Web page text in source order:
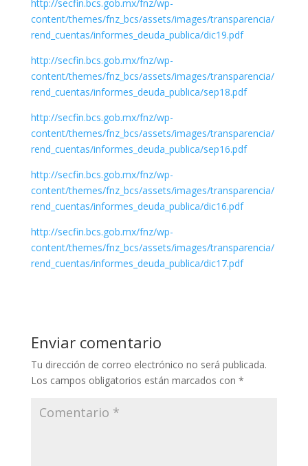
http://secfin.bcs.gob.mx/fnz/wp-
content/themes/fnz_bcs/assets/images/transparencia/
rend_cuentas/informes_deuda_publica/dic19.pdf
http://secfin.bcs.gob.mx/fnz/wp-
content/themes/fnz_bcs/assets/images/transparencia/
rend_cuentas/informes_deuda_publica/sep18.pdf
http://secfin.bcs.gob.mx/fnz/wp-
content/themes/fnz_bcs/assets/images/transparencia/
rend_cuentas/informes_deuda_publica/sep16.pdf
http://secfin.bcs.gob.mx/fnz/wp-
content/themes/fnz_bcs/assets/images/transparencia/
rend_cuentas/informes_deuda_publica/dic16.pdf
http://secfin.bcs.gob.mx/fnz/wp-
content/themes/fnz_bcs/assets/images/transparencia/
rend_cuentas/informes_deuda_publica/dic17.pdf
Enviar comentario
Tu dirección de correo electrónico no será publicada.
Los campos obligatorios están marcados con *